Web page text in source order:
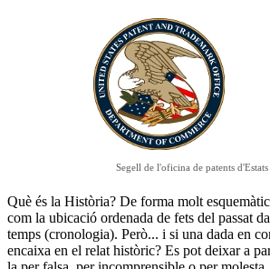
Segell de l'oficina de patents
Què és la Història? De forma molt
com la ubicació ordenada de fets del passat
temps (cronologia). Però... i si una dada en
encaixa en el relat històric? Es pot deixar a